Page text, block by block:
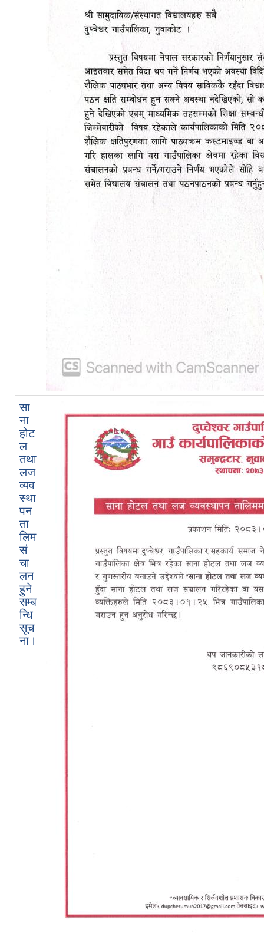
सा
ना
होट
ल
तथा
लज
व्यव
स्था
पन
ता
लिम
सं
चा
लन
हुने
सम्ब
न्धि
सूच
ना।